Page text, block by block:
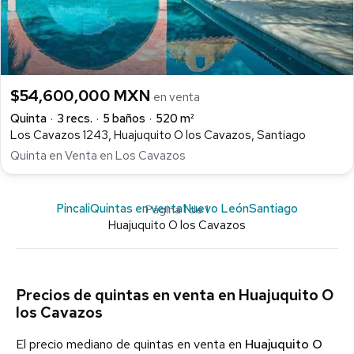
$54,600,000 MXN en venta
Quinta
3 recs. 5 baños
520 m²
Los Cavazos 1243, Huajuquito O los Cavazos, Santiago
Quinta en Venta en Los Cavazos
Página 1 de 1
PincaliQuintas en ventaNuevo LeónSantiago
Huajuquito O los Cavazos
Precios de quintas en venta en Huajuquito O
los Cavazos
El precio mediano de quintas en venta en Huajuquito O